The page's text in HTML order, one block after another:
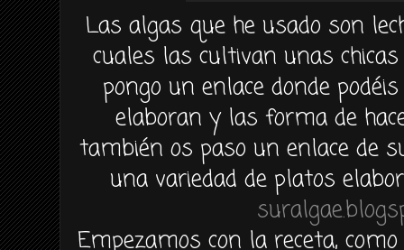
Las algas que he usado son
cuales las cultivan unas
pongo un enlace donde podéis
elaboran y las forma de
también os paso un enlace de
una variedad de platos
Empezamos con la receta, como